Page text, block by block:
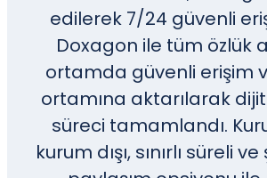
edilerek 7/24 güvenli
Doxagon ile tüm özlük
ortamda güvenli erişim
ortamına aktarılarak
süreci tamamlandı.
kurum dışı, sınırlı süreli